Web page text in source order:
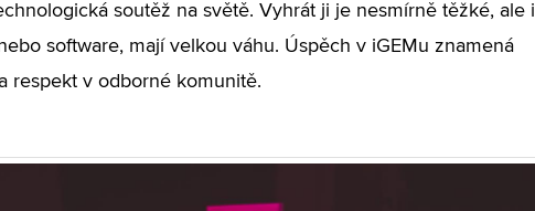
soutěž na světě. Vyhrát ji je nesmírně těžké, ale i
software, mají velkou váhu. Úspěch v iGEMu znamená
respekt v odborné komunitě.